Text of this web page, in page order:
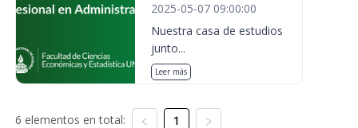
2025-05-07 09:00:00
Nuestra casa de estudios
junto...
Leer más
6 elementos en total: 1